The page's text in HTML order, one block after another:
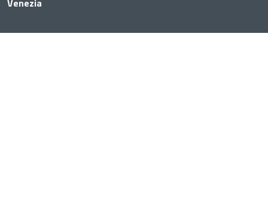
Venezia